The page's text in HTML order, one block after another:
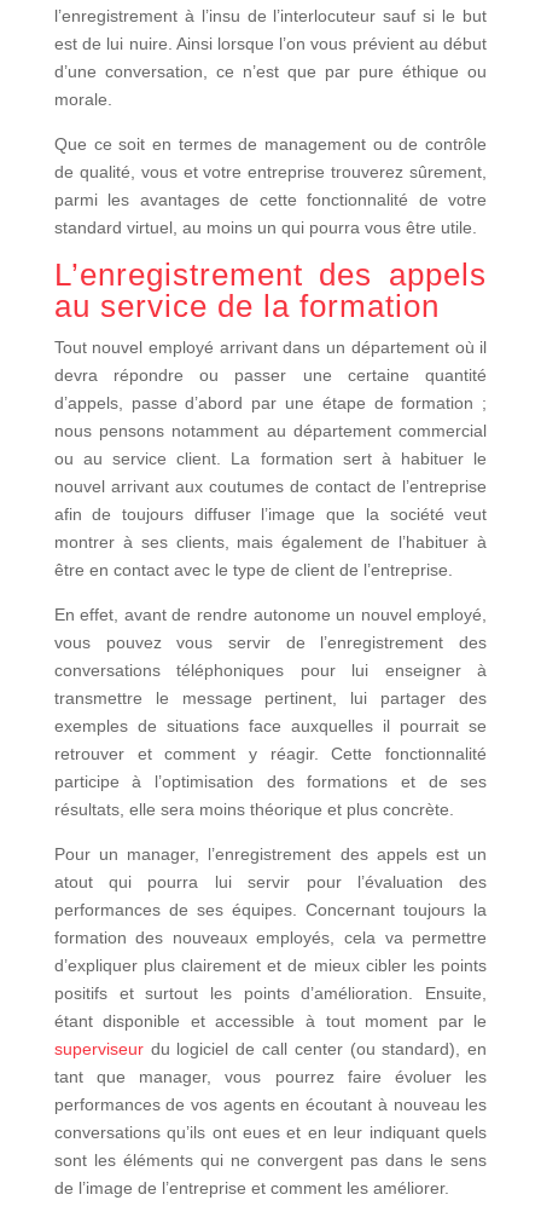
l’enregistrement à l’insu de l’interlocuteur sauf si le but
est de lui nuire. Ainsi lorsque l’on vous prévient au début
d’une conversation, ce n’est que par pure éthique ou
morale.
Que ce soit en termes de management ou de contrôle
de qualité, vous et votre entreprise trouverez sûrement,
parmi les avantages de cette fonctionnalité de votre
standard virtuel, au moins un qui pourra vous être utile.
L’enregistrement des appels
au service de la formation
Tout nouvel employé arrivant dans un département où il
devra répondre ou passer une certaine quantité
d’appels, passe d’abord par une étape de formation ;
nous pensons notamment au département commercial
ou au service client. La formation sert à habituer le
nouvel arrivant aux coutumes de contact de l’entreprise
afin de toujours diffuser l’image que la société veut
montrer à ses clients, mais également de l’habituer à
être en contact avec le type de client de l’entreprise.
En effet, avant de rendre autonome un nouvel employé,
vous pouvez vous servir de l’enregistrement des
conversations téléphoniques pour lui enseigner à
transmettre le message pertinent, lui partager des
exemples de situations face auxquelles il pourrait se
retrouver et comment y réagir. Cette fonctionnalité
participe à l’optimisation des formations et de ses
résultats, elle sera moins théorique et plus concrète.
Pour un manager, l’enregistrement des appels est un
atout qui pourra lui servir pour l’évaluation des
performances de ses équipes. Concernant toujours la
formation des nouveaux employés, cela va permettre
d’expliquer plus clairement et de mieux cibler les points
positifs et surtout les points d’amélioration. Ensuite,
étant disponible et accessible à tout moment par le
superviseurdu logiciel de call center (ou standard), en
tant que manager, vous pourrez faire évoluer les
performances de vos agents en écoutant à nouveau les
conversations qu’ils ont eues et en leur indiquant quels
sont les éléments qui ne convergent pas dans le sens
de l’image de l’entreprise et comment les améliorer.